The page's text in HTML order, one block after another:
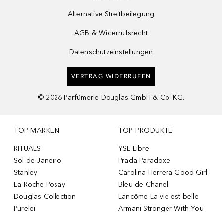
Alternative Streitbeilegung
AGB & Widerrufsrecht
Datenschutzeinstellungen
VERTRAG WIDERRUFEN
© 2026 Parfümerie Douglas GmbH & Co. KG.
TOP-MARKEN
RITUALS
Sol de Janeiro
Stanley
La Roche-Posay
Douglas Collection
Purelei
TOP PRODUKTE
YSL Libre
Prada Paradoxe
Carolina Herrera Good Girl
Bleu de Chanel
Lancôme La vie est belle
Armani Stronger With You